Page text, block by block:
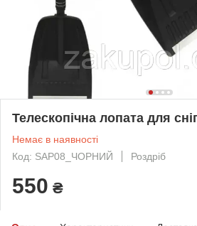
Телескопічна лопата для
Немає в наявності
Код: SAP08_ЧОРНИЙ
Роздріб
550 ₴